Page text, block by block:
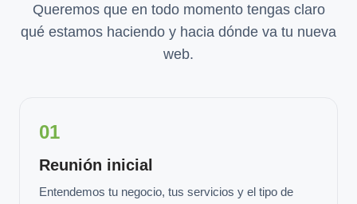
Queremos que en todo momento tengas claro
qué estamos haciendo y hacia dónde va tu nueva
web.
01
Reunión inicial
Entendemos tu negocio, tus servicios y el tipo de